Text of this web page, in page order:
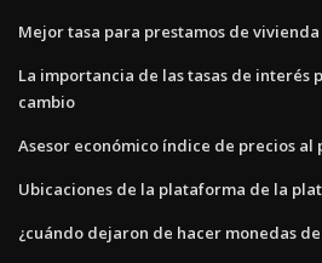
Mejor tasa para prestamos de vivienda
La importancia de las tasas de interés
cambio
Asesor económico índice de precios al
Ubicaciones de la plataforma de la
¿cuándo dejaron de hacer monedas de